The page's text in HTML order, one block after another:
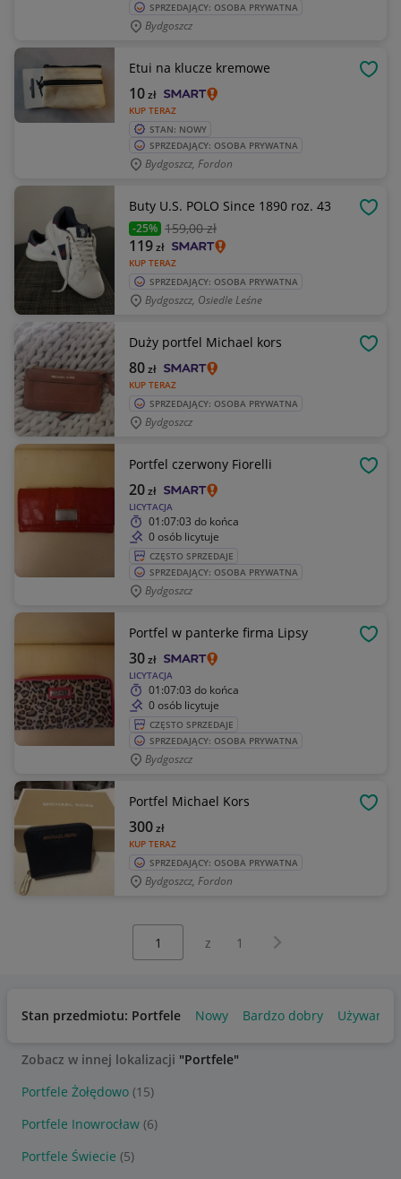
SPRZEDAJĄCY: OSOBA PRYWATNA
Bydgoszcz
Etui na klucze kremowe
KUP TERAZ
10zł
STAN: NOWY
SPRZEDAJĄCY: OSOBA PRYWATNA
Bydgoszcz, Fordon
Buty U.S. POLO Since 1890 roz. 43
-25% 159,00 zł
KUP TERAZ
119zł
SPRZEDAJĄCY: OSOBA PRYWATNA
Bydgoszcz, Osiedle Leśne
Duży portfel Michael kors
KUP TERAZ
80zł
SPRZEDAJĄCY: OSOBA PRYWATNA
Bydgoszcz
Portfel czerwony Fiorelli
LICYTACJA
20zł
01:07:03 do końca
0 osób licytuje
CZĘSTO SPRZEDAJE
SPRZEDAJĄCY: OSOBA PRYWATNA
Bydgoszcz
Portfel w panterke firma Lipsy
LICYTACJA
30zł
01:07:03 do końca
0 osób licytuje
CZĘSTO SPRZEDAJE
SPRZEDAJĄCY: OSOBA PRYWATNA
Bydgoszcz
Portfel Michael Kors
KUP TERAZ
300zł
SPRZEDAJĄCY: OSOBA PRYWATNA
Bydgoszcz, Fordon
z 1 Następna strona
Stan przedmiotu: Portfele Nowy Bardzo dobry Używany
Zobacz w innej lokalizacji "Portfele"
Portfele Żołędowo (15)
Portfele Inowrocław (6)
Portfele Świecie (5)